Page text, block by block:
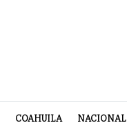
COAHUILA NACIONAL